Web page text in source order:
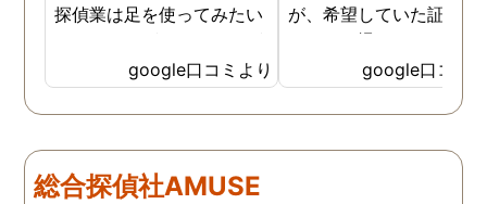
探偵業は足を使ってみたい
SNSなどの知識も豊富で、
色んな視点から対応されて
います。 他の口コミにもあ
金が安く明確で親身になっ
て対応いただける探偵さん
google口コミより
が、希望していた証拠を
っかりと撮ってもらうこ
が出来ました。調査中も
動きがある度に細かく報
してくださり、安心しま
読めない中、柔軟に対応
google口コミ
総合探偵社AMUSE